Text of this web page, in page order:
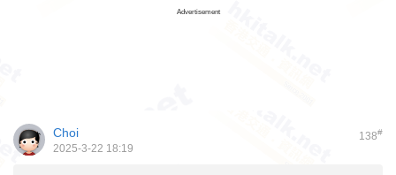
Advertisement
138#
Choi
2025-3-22 18:19